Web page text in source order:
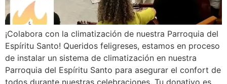
¡Colabora con la climatización de nuestra Parroquia del
Espíritu Santo! Queridos feligreses, estamos en proceso
de instalar un sistema de climatización en nuestra
Parroquia del Espíritu Santo para asegurar el confort de